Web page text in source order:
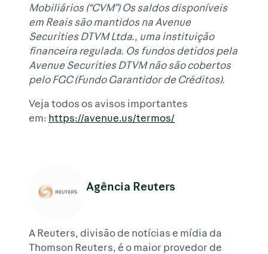
Mobiliários (“CVM”) Os saldos disponíveis
em Reais são mantidos na Avenue
Securities DTVM Ltda., uma instituição
financeira regulada. Os fundos detidos pela
Avenue Securities DTVM não são cobertos
pelo FGC (Fundo Garantidor de Créditos).
Veja todos os avisos importantes
em: https://avenue.us/termos/
Agência Reuters
A Reuters, divisão de notícias e mídia da
Thomson Reuters, é o maior provedor de